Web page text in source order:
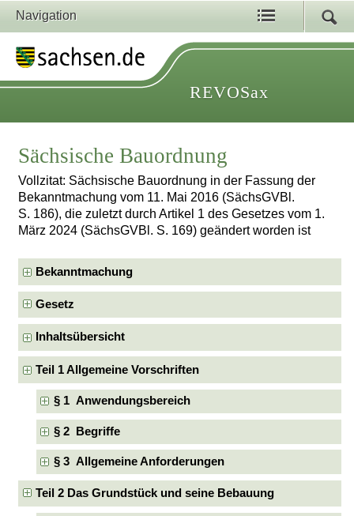
Navigation
REVOSax
Sächsische Bauordnung
Vollzitat: Sächsische Bauordnung in der Fassung der
Bekanntmachung vom 11. Mai 2016 (SächsGVBl.
S. 186), die zuletzt durch Artikel 1 des Gesetzes vom 1.
März 2024 (SächsGVBl. S. 169) geändert worden ist
Bekanntmachung
Gesetz
Inhaltsübersicht
Teil 1 Allgemeine Vorschriften
§ 1 Anwendungsbereich
§ 2 Begriffe
§ 3 Allgemeine Anforderungen
Teil 2 Das Grundstück und seine Bebauung